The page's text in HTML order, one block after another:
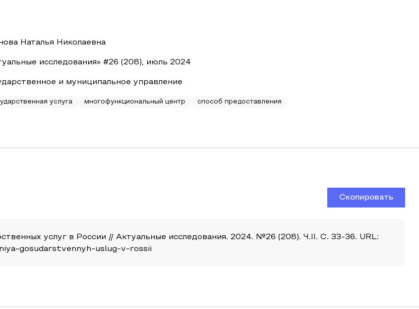
Наталья Николаевна
исследования» #26 (208), июль 2024
и муниципальное управление
услуга многофункциональный центр способ предоставления
Скопировать
услуг в России // Актуальные исследования. 2024. №26 (208). Ч.II. С. 33-36. URL:
gosudarstvennyh-uslug-v-rossii